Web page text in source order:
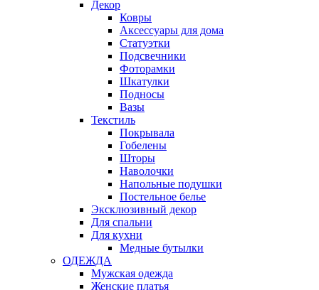
Декор
Ковры
Аксессуары для дома
Статуэтки
Подсвечники
Фоторамки
Шкатулки
Подносы
Вазы
Текстиль
Покрывала
Гобелены
Шторы
Наволочки
Напольные подушки
Постельное белье
Эксклюзивный декор
Для спальни
Для кухни
Медные бутылки
ОДЕЖДА
Мужская одежда
Женские платья